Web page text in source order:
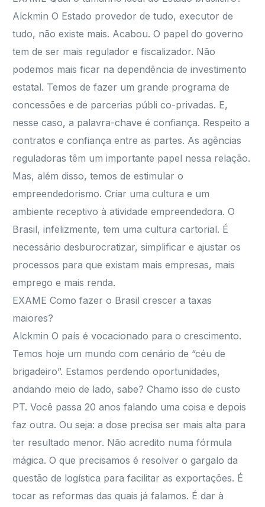
Alckmin O Estado provedor de tudo, executor de
tudo, não existe mais. Acabou. O papel do governo
tem de ser mais regulador e fiscalizador. Não
podemos mais ficar na dependência de investimento
estatal. Temos de fazer um grande programa de
concessões e de parcerias públi co-privadas. E,
nesse caso, a palavra-chave é confiança. Respeito a
contratos e confiança entre as partes. As agências
reguladoras têm um importante papel nessa relação.
Mas, além disso, temos de estimular o
empreendedorismo. Criar uma cultura e um
ambiente receptivo à atividade empreendedora. O
Brasil, infelizmente, tem uma cultura cartorial. É
necessário desburocratizar, simplificar e ajustar os
processos para que existam mais empresas, mais
emprego e mais renda.
EXAME Como fazer o Brasil crescer a taxas
maiores?
Alckmin O país é vocacionado para o crescimento.
Temos hoje um mundo com cenário de “céu de
brigadeiro”. Estamos perdendo oportunidades,
andando meio de lado, sabe? Chamo isso de custo
PT. Você passa 20 anos falando uma coisa e depois
faz outra. Ou seja: a dose precisa ser mais alta para
ter resultado menor. Não acredito numa fórmula
mágica. O que precisamos é resolver o gargalo da
questão de logística para facilitar as exportações. É
tocar as reformas das quais já falamos. É dar à